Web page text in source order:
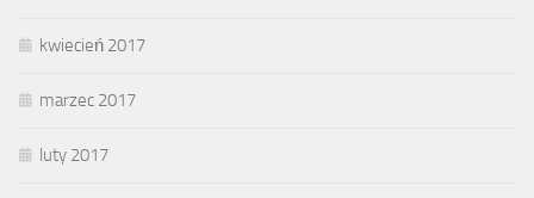
kwiecień 2017
marzec 2017
luty 2017